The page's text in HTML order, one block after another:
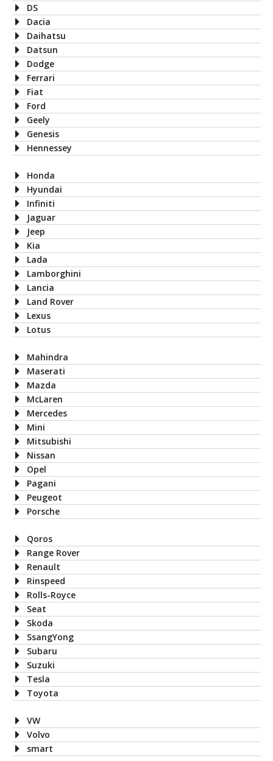
DS
Dacia
Daihatsu
Datsun
Dodge
Ferrari
Fiat
Ford
Geely
Genesis
Hennessey
Honda
Hyundai
Infiniti
Jaguar
Jeep
Kia
Lada
Lamborghini
Lancia
Land Rover
Lexus
Lotus
Mahindra
Maserati
Mazda
McLaren
Mercedes
Mini
Mitsubishi
Nissan
Opel
Pagani
Peugeot
Porsche
Qoros
Range Rover
Renault
Rinspeed
Rolls-Royce
Seat
Skoda
SsangYong
Subaru
Suzuki
Tesla
Toyota
VW
Volvo
smart